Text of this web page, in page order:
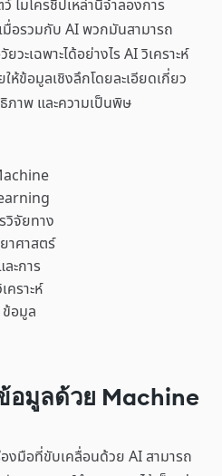
ไมโครชิปเหล่านี้จำลองการ
มื่อรวมกับ AI พวกมันสามารถ
ะเฉพาะได้อย่างไร AI วิเคราะห์
ห้ข้อมูลเชิงลึกโดยละเอียดเกี่ยว
ภาพ และความเป็นพิษ
วิจัยทาง
าศาสตร์
ละการ
คราะห์
ข้อมูล
อมูลด้วย Machine
งมือที่ขับเคลื่อนด้วย AI สามารถ